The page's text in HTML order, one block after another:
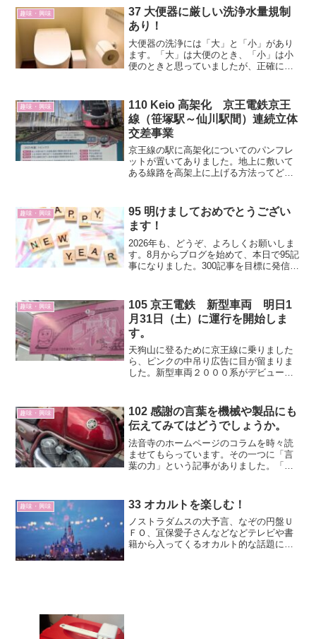
趣味・興味
37 大便器に厳しい洗浄水量規制
あり！
大便器の洗浄には「大」と「小」があり
ます。「大」は大便のとき、「小」は小
便のときと思っていましたが、正確には
ます。「小」はいつ使うのか？流す固形
物が少ないというのは小便...
趣味・興味
110 Keio 高架化 京王電鉄京王
線（笹塚駅～仙川駅間）連続立体
交差事業
京王線の駅に高架化についてのパンフレ
ットが置いてありました。地上に敷いて
ある線路を高架上に上げる方法ってどう
趣味・興味
95 明けましておめでとうござい
ます！
2026年も、どうぞ、よろしくお願いしま
す。8月からブログを始めて、本日で95記
事になりました。300記事を目標に発信し
趣味・興味
105 京王電鉄 新型車両 明日1
月31日（土）に運行を開始しま
す。
天狗山に登るために京王線に乗りました
ら、ピンクの中吊り広告に目が留まりま
した。新型車両２０００系がデビューす
いですか。車椅子の方やベビーカーの方
が、とても乗りやすそうな...
趣味・興味
102 感謝の言葉を機械や製品にも
伝えてみてはどうでしょうか。
法音寺のホームページのコラムを時々読
ませてもらっています。その一つに「言
葉の力」という記事がありました。「言
趣味・興味 33 オカルトを楽しむ！
ノストラダムスの大予言、なぞの円盤Ｕ
ＦＯ、冝保愛子さんなどなどテレビや書
籍から入ってくるオカルト的な話題にわ